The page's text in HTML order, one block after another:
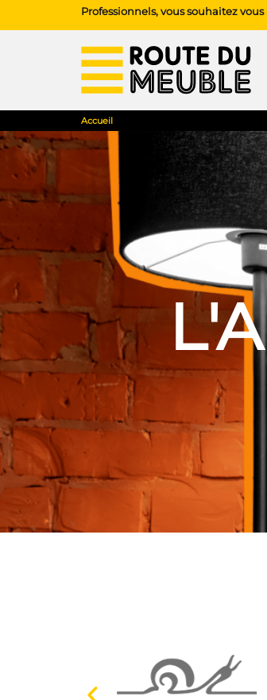
Professionnels, vous souhaitez
Accueil